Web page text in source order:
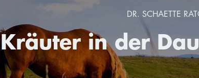
DR. SCHAETTE
Kräuter in der